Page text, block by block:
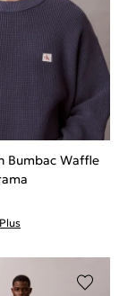
Bumbac Waffle